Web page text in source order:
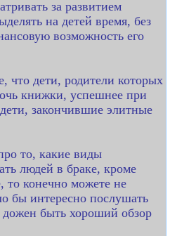
за развитием
на детей время, без
возможность его
что дети, родители которых
книжки, успешнее при
закончившие элитные
то, какие виды
людей в браке, кроме
то конечно можете не
бы интересно послушать
дожен быть хороший обзор